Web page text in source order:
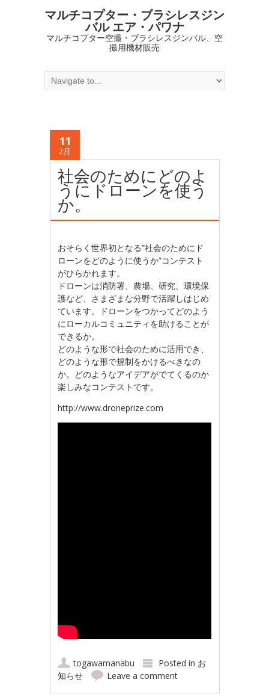
マルチコプター・ブラシレスジン
バル エア・パワナ
マルチコプター空撮・ブラシレスジンバル、空
撮用機材販売
11
2月
社会のためにどのよ
うにドローンを使う
か。
おそらく世界初となる”社会のためにド
ローンをどのように使うか”コンテスト
がひらかれます。
ドローンは消防署、農場、研究、環境保
護など、さまざまな分野で活躍しはじめ
ています。ドローンをつかってどのよう
にローカルコミュニティを助けることが
できるか。
どのような形で社会のために活用でき、
どのような形で規制をかけるべきなの
か。どのようなアイデアがでてくるのか
楽しみなコンテストです。
http://www.droneprize.com
togawamanabu Posted in お
知らせ
Leave a comment